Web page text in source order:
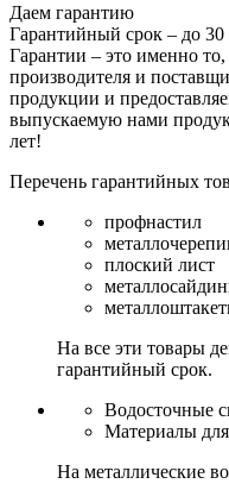
Даем гарантию
Гарантийный срок – до 30
Гарантии – это именно то,
производителя и
продукции и
выпускаемую нами
лет!
Перечень гарантийных
профнастил
плоский лист
На все эти товары
гарантийный срок.
Водосточные
Материалы
На металлические